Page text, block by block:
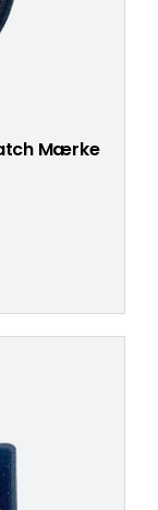
Mærke